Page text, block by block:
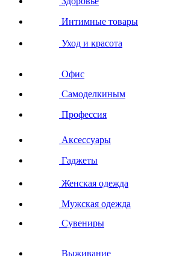
Интимные товары
Уход и красота
Офис
Самоделкиным
Профессия
Аксессуары
Гаджеты
Женская одежда
Мужская одежда
Сувениры
Выживание